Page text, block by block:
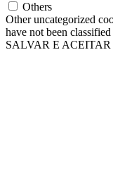
Others
Other uncategorized
have not been
SALVAR E ACEITAR